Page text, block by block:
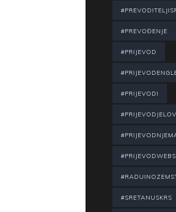
#PREVOĐENJE
#PRIJEVOD
#PRIJEVODI
#SRETANUSKRS